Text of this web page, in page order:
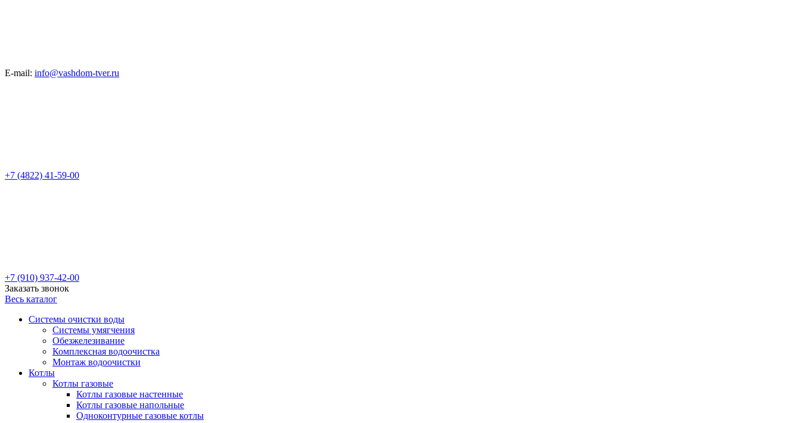
E-mail: info@vashdom-tver.ru
+7 (4822) 41-59-00
+7 (910) 937-42-00
Заказать звонок
Весь каталог
Системы очистки воды
Системы умягчения
Обезжелезивание
Комплексная водоочистка
Монтаж водоочистки
Котлы
Котлы газовые
Котлы газовые настенные
Котлы газовые напольные
Одноконтурные газовые котлы